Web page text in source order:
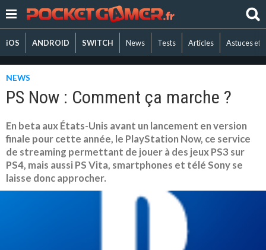
iOS ANDROID SWITCH News Tests Articles Astuces et
NEWS
PS Now : Comment ça marche ?
En beta aux États-Unis avant un lancement en version
finale pour cette année, le PlayStation Now, ce service
de streaming permettant de jouer à des jeux PS3 sur
PS4, mais aussi PS Vita, smartphones et télé Sony se
laisse donc approcher.